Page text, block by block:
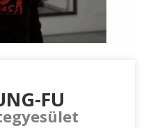
FU